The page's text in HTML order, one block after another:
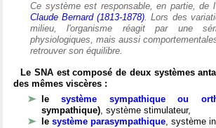
Ce système est responsable, en partie, de
Claude Bernard (1813-1878). Lors des
milieu, l'organisme réagit par une
physiologiques, mais aussi
retrouver son équilibre.
Le SNA est composé de deux systèmes
des mêmes viscères :
lesystème sympathique ou
sympathique), système stimulateur,
le système parasympathique, système